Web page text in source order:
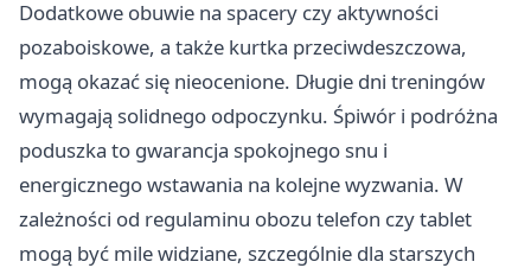
Dodatkowe obuwie na spacery czy aktywności
pozaboiskowe, a także kurtka przeciwdeszczowa,
mogą okazać się nieocenione. Długie dni treningów
wymagają solidnego odpoczynku. Śpiwór i podróżna
poduszka to gwarancja spokojnego snu i
energicznego wstawania na kolejne wyzwania. W
zależności od regulaminu obozu telefon czy tablet
mogą być mile widziane, szczególnie dla starszych